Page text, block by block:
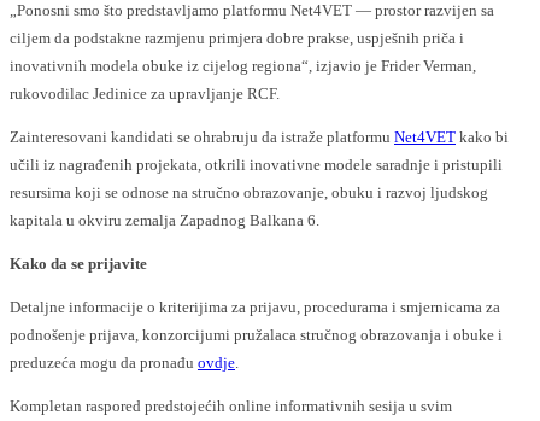
„Ponosni smo što predstavljamo platformu Net4VET — prostor razvijen sa
ciljem da podstakne razmjenu primjera dobre prakse, uspješnih priča i
inovativnih modela obuke iz cijelog regiona“, izjavio je Frider Verman,
rukovodilac Jedinice za upravljanje RCF.
Zainteresovani kandidati se ohrabruju da istraže platformu Net4VET kako bi
učili iz nagrađenih projekata, otkrili inovativne modele saradnje i pristupili
resursima koji se odnose na stručno obrazovanje, obuku i razvoj ljudskog
kapitala u okviru zemalja Zapadnog Balkana 6.
Kako da se prijavite
Detaljne informacije o kriterijima za prijavu, procedurama i smjernicama za
podnošenje prijava, konzorcijumi pružalaca stručnog obrazovanja i obuke i
preduzeća mogu da pronađu ovdje.
Kompletan raspored predstojećih online informativnih sesija u svim